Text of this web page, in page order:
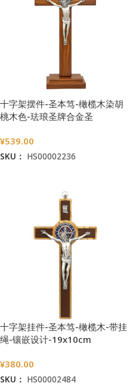
十字架摆件-圣本笃-橄榄木染胡
桃木色-珐琅圣牌合金圣
¥539.00
SKU： HS00002236
十字架挂件-圣本笃-橄榄木-带挂
绳-镶嵌设计-19x10cm
¥380.00
SKU： HS00002484